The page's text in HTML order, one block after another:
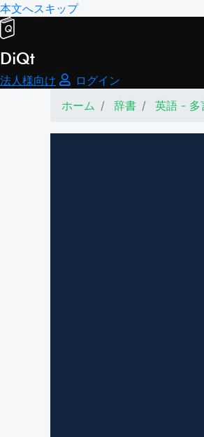
本文へスキップ
DiQt
法人様向け
ログイン
ホーム
辞書 英語 - 多